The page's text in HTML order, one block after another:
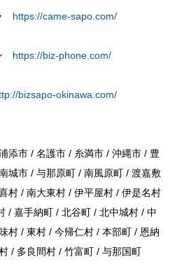
https://came-sapo.com/
https://biz-phone.com/
bizsapo-okinawa.com/
添市 / 名護市 / 糸満市 / 沖縄市 / 豊
城市 / 与那原町 / 南風原町 / 渡嘉敷
村 / 南大東村 / 伊平屋村 / 伊是名村
/ 嘉手納町 / 北谷町 / 北中城村 / 中
村 / 東村 / 今帰仁村 / 本部町 / 恩納
/ 多良間村 / 竹富町 / 与那国町